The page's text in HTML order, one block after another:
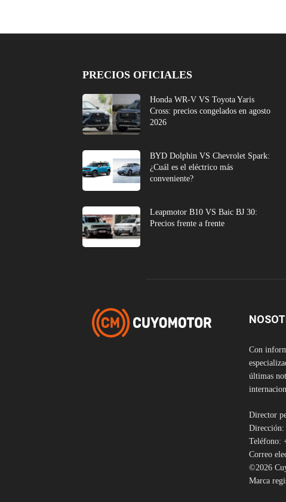
PRECIOS OFICIALES
Honda WR-V VS Toyota Yaris
Cross: precios congelados en agosto
2026
BYD Dolphin VS Chevrolet Spark:
¿Cuál es el eléctrico más
conveniente?
Leapmotor B10 VS Baic BJ 30:
Precios frente a frente
Con
últimas
Director
Dirección:
Teléfono:
Correo
©2026
Marca